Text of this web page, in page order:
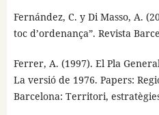
Fernández, C. y Di Masso, A.
toc d’ordenança”. Revista
Ferrer, A. (1997). El Pla
La versió de 1976. Papers:
Barcelona: Territori,